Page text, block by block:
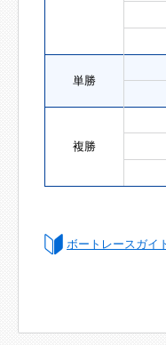
単勝
複勝
ボートレースガイ